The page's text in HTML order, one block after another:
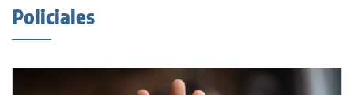
Policiales